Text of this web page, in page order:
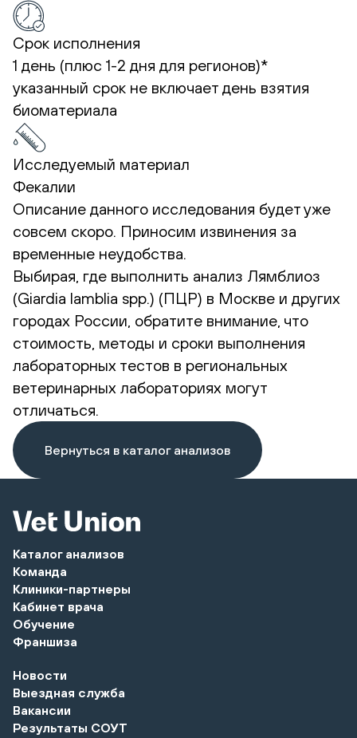
Срок исполнения
1 день (плюс 1-2 дня для регионов)*
указанный срок не включает день взятия
биоматериала
Исследуемый материал
Фекалии
Описание данного исследования будет уже
совсем скоро. Приносим извинения за
временные неудобства.
Выбирая, где выполнить анализ Лямблиоз
(Giardia lamblia spp.) (ПЦР) в Москве и других
городах России, обратите внимание, что
стоимость, методы и сроки выполнения
лабораторных тестов в региональных
ветеринарных лабораториях могут
отличаться.
Вернуться в каталог анализов
Каталог анализов
Команда
Клиники-партнеры
Кабинет врача
Обучение
Франшиза
Новости
Выездная служба
Вакансии
Результаты СОУТ